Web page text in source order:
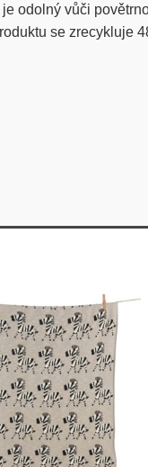
je odolný vůči
se zrecykluje